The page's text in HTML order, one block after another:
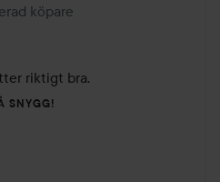
köpare
riktigt bra.
SNYGG!